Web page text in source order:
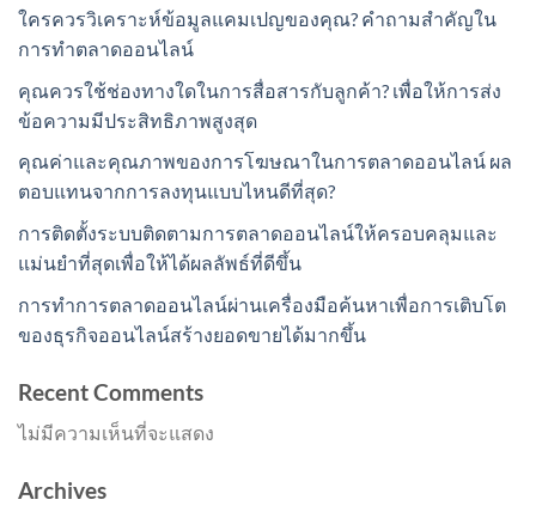
ใครควรวิเคราะห์ข้อมูลแคมเปญของคุณ? คำถามสำคัญใน
การทำตลาดออนไลน์
คุณควรใช้ช่องทางใดในการสื่อสารกับลูกค้า? เพื่อให้การส่ง
ข้อความมีประสิทธิภาพสูงสุด
คุณค่าและคุณภาพของการโฆษณาในการตลาดออนไลน์ ผล
ตอบแทนจากการลงทุนแบบไหนดีที่สุด?
การติดตั้งระบบติดตามการตลาดออนไลน์ให้ครอบคลุมและ
แม่นยำที่สุดเพื่อให้ได้ผลลัพธ์ที่ดีขึ้น
การทำการตลาดออนไลน์ผ่านเครื่องมือค้นหาเพื่อการเติบโต
ของธุรกิจออนไลน์สร้างยอดขายได้มากขึ้น
Recent Comments
ไม่มีความเห็นที่จะแสดง
Archives